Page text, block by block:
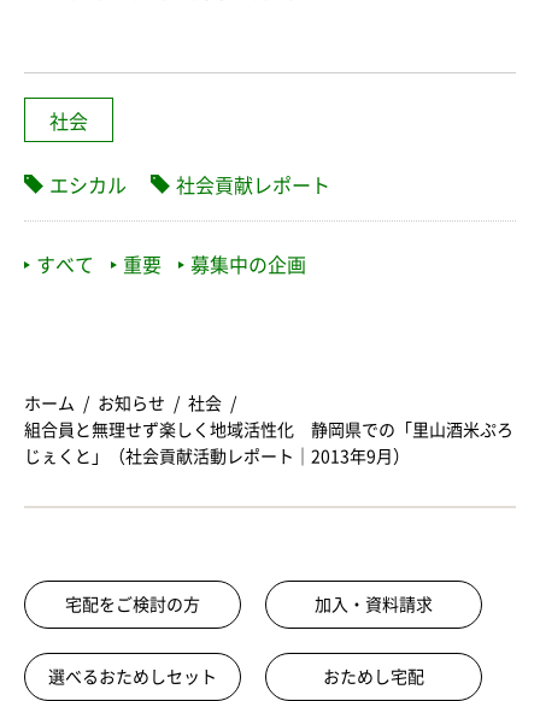
社会
エシカル 社会貢献レポート
すべて 重要 募集中の企画
ホーム お知らせ
社会
組合員と無理せず楽しく地域活性化 静岡県での「里山酒米ぷろ
じぇくと」（社会貢献活動レポート｜2013年9月）
宅配をご検討の方 加入・資料請求
選べるおためしセット おためし宅配